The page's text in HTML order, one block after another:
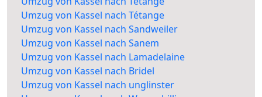
Umzug von Kassel nach Tétange
Umzug von Kassel nach Sandweiler
Umzug von Kassel nach Sanem
Umzug von Kassel nach Lamadelaine
Umzug von Kassel nach Bridel
Umzug von Kassel nach unglinster